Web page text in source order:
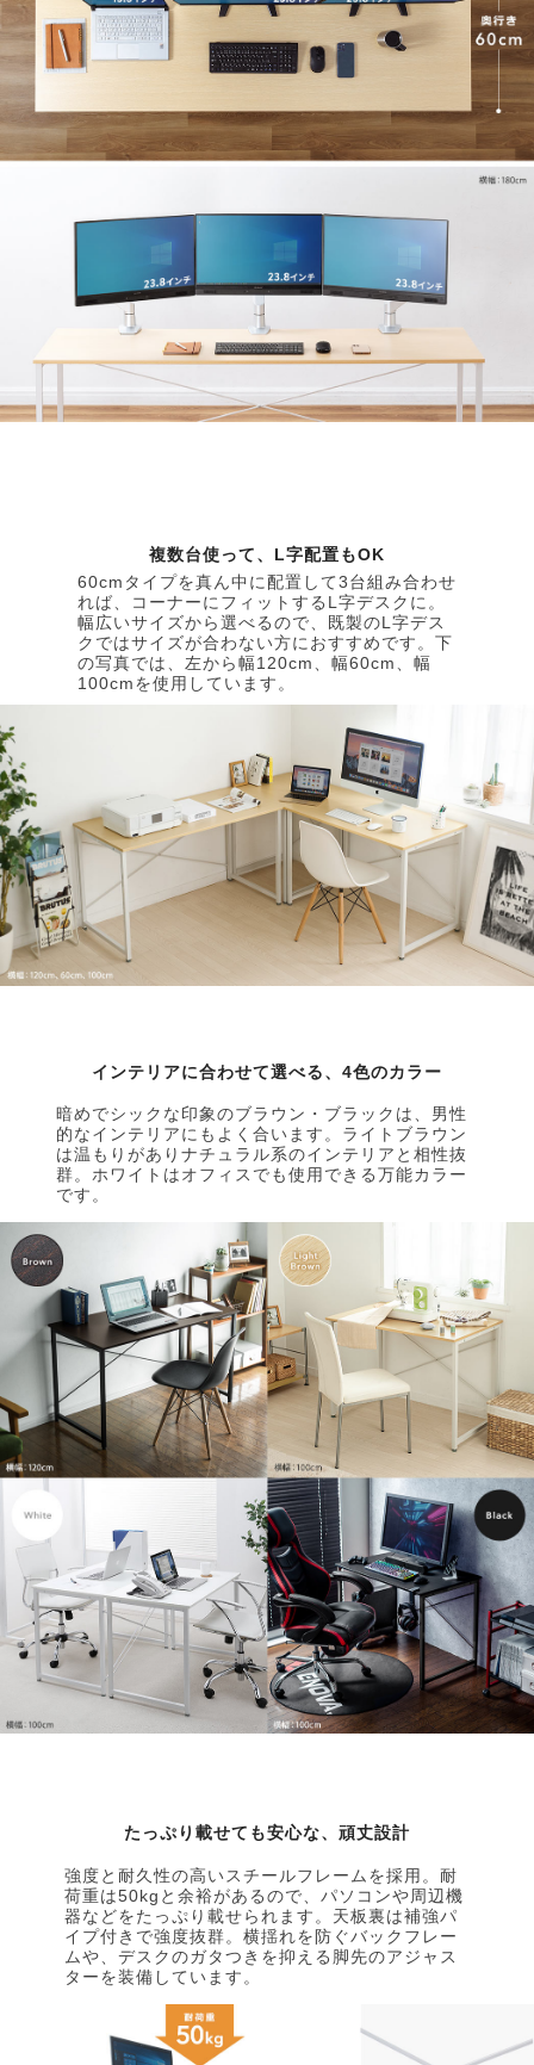
複数台使って、L字配置もOK
60cmタイプを真ん中に配置して3台組み合わせ
れば、コーナーにフィットするL字デスクに。
幅広いサイズから選べるので、既製のL字デス
クではサイズが合わない方におすすめです。下
の写真では、左から幅120cm、幅60cm、幅
100cmを使用しています。
インテリアに合わせて選べる、4色のカラー
暗めでシックな印象のブラウン・ブラックは、男性
的なインテリアにもよく合います。ライトブラウン
は温もりがありナチュラル系のインテリアと相性抜
群。ホワイトはオフィスでも使用できる万能カラー
です。
たっぷり載せても安心な、頑丈設計
強度と耐久性の高いスチールフレームを採用。耐
荷重は50kgと余裕があるので、パソコンや周辺機
器などをたっぷり載せられます。天板裏は補強パ
イプ付きで強度抜群。横揺れを防ぐバックフレー
ムや、デスクのガタつきを抑える脚先のアジャス
ターを装備しています。